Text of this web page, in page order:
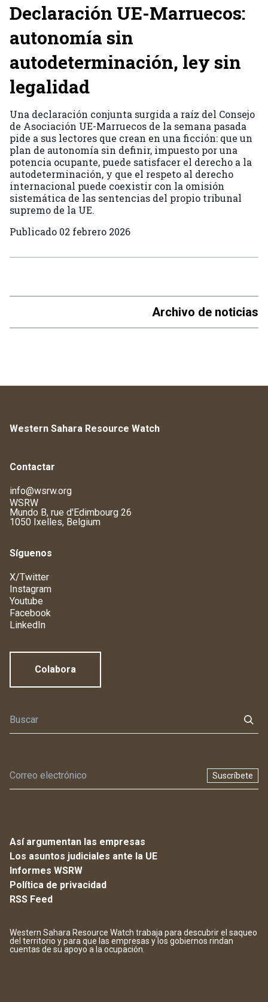
Declaración UE-Marruecos:
autonomía sin
autodeterminación, ley sin
legalidad
Una declaración conjunta surgida a raíz del Consejo
de Asociación UE-Marruecos de la semana pasada
pide a sus lectores que crean en una ficción: que un
plan de autonomía sin definir, impuesto por una
potencia ocupante, puede satisfacer el derecho a la
autodeterminación, y que el respeto al derecho
internacional puede coexistir con la omisión
sistemática de las sentencias del propio tribunal
supremo de la UE.
Publicado 02 febrero 2026
Archivo de noticias
Western Sahara Resource Watch
Contactar
info@wsrw.org
WSRW
Mundo B, rue d'Edimbourg 26
1050 Ixelles, Belgium
Síguenos
X/Twitter
Instagram
Youtube
Facebook
LinkedIn
Colabora
Suscríbete
Así argumentan las empresas
Los asuntos judiciales ante la UE
Informes WSRW
Política de privacidad
RSS Feed
Western Sahara Resource Watch trabaja para descubrir el saqueo
del territorio y para que las empresas y los gobiernos rindan
cuentas de su apoyo a la ocupación.